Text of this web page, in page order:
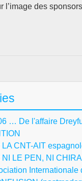
l’image des
… De l'affaire
LA CNT-AIT
NI LE PEN, NI
Internationale